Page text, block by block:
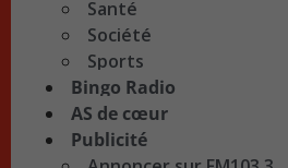
Santé
Société
Sports
Bingo Radio
AS de cœur
Publicité